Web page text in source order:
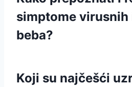
simptome
beba?
Koji su najčešći